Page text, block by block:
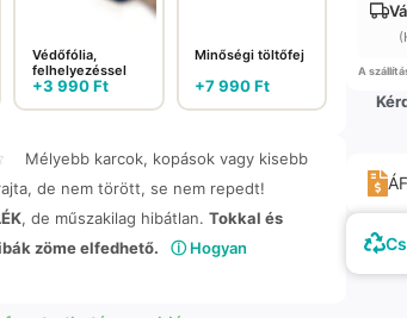
Védőfólia,
felhelyezéssel
+3 990Ft
Minőségi töltőfej
+7 990Ft
Mélyebb karcok, kopások vagy kisebb
de nem törött, se nem repedt!
, de műszakilag hibátlan. Tokkal és
zöme elfedhető.
ⓘ Hogyan
A